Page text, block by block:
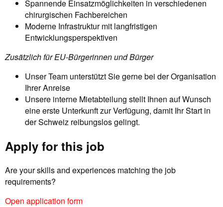
Spannende Einsatzmöglichkeiten in verschiedenen
chirurgischen Fachbereichen
Moderne Infrastruktur mit langfristigen
Entwicklungsperspektiven
Zusätzlich für EU-Bürgerinnen und Bürger
Unser Team unterstützt Sie gerne bei der Organisation
Ihrer Anreise
Unsere interne Mietabteilung stellt Ihnen auf Wunsch
eine erste Unterkunft zur Verfügung, damit Ihr Start in
der Schweiz reibungslos gelingt.
Apply for this job
Are your skills and experiences matching the job
requirements?
Open application form